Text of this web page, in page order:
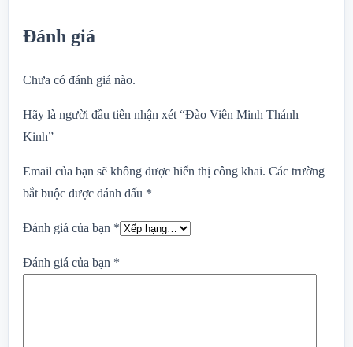
Đánh giá
Chưa có đánh giá nào.
Hãy là người đầu tiên nhận xét “Đào Viên Minh Thánh
Kinh”
Email của bạn sẽ không được hiển thị công khai. Các trường
bắt buộc được đánh dấu *
Đánh giá của bạn *
Đánh giá của bạn *